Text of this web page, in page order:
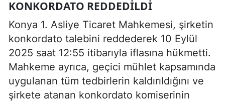
KONKORDATO REDDEDILDI
Konya 1. Asliye Ticaret Mahkemesi, şirketin
konkordato talebini reddederek 10 Eylül
2025 saat 12:55 itibarıyla iflasına hükmetti.
Mahkeme ayrıca, geçici mühlet kapsamında
uygulanan tüm tedbirlerin kaldırıldığını ve
şirkete atanan konkordato komiserinin